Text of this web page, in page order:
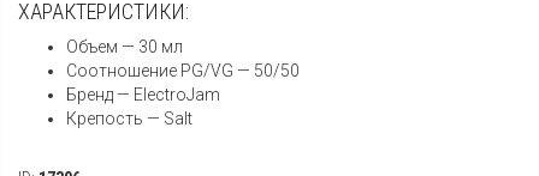
ХАРАКТЕРИСТИКИ:
Объем — 30 мл
Соотношение PG/VG — 50/50
Бренд — ElectroJam
Крепость — Salt